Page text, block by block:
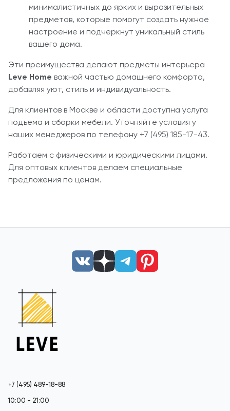
минималистичных до ярких и выразительных
предметов, которые помогут создать нужное
настроение и подчеркнут уникальный стиль
вашего дома.
Эти преимущества делают предметы интерьера
Leve Home важной частью домашнего комфорта,
добавляя уют, стиль и индивидуальность.
Для клиентов в Москве и области доступна услуга
подъема и сборки мебели. Уточняйте условия у
наших менеджеров по телефону +7 (495) 185-17-43.
Работаем с физическими и юридическими лицами.
Для оптовых клиентов делаем специальные
предложения по ценам.
+7 (495) 489-18-88
10:00 - 21:00